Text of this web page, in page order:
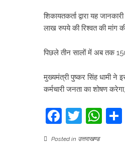
शिकायतकर्ता द्वारा यह
लाख रुपये की रिश्वत की मांग
पिछले तीन सालों में अब तक
मुख्यमंत्री पुष्कर सिंह धामी ने
कर्मचारी जनता का शोषण
Facebook
Twitter
Posted in उत्तराखण्ड